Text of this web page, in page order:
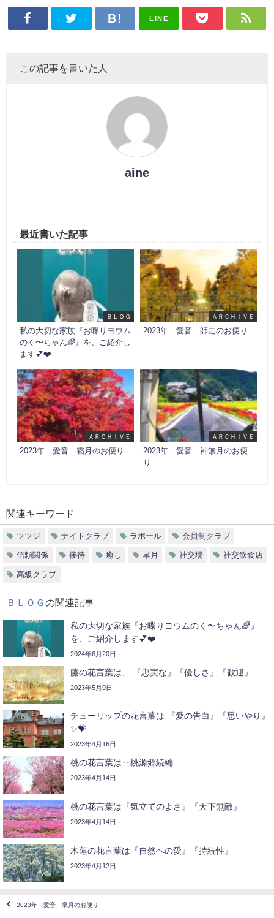
LINE
この記事を書いた人
aine
最近書いた記事
ＢＬＯＧ
私の大切な家族『お喋りヨウム
のく〜ちゃん🌈』を、ご紹介し
ます💕❤️
ＡＲＣＨＩＶＥ
2023年 愛音 師走のお便り
ＡＲＣＨＩＶＥ
2023年 愛音 霜月のお便り
ＡＲＣＨＩＶＥ
2023年 愛音 神無月のお便
り
関連キーワード
ツツジ ナイトクラブ ラポール 会員制クラブ
信頼関係 接待 癒し 皐月 社交場 社交飲食店
高級クラブ
ＢＬＯＧの関連記事
私の大切な家族『お喋りヨウムのく〜ちゃん🌈』
を、ご紹介します💕❤️
2024年6月20日
藤の花言葉は、 『忠実な』『優しさ』『歓迎』
2023年5月9日
チューリップの花言葉は 『愛の告白』『思いやり』
✨💝
2023年4月16日
桃の花言葉は‥桃源郷続編
2023年4月14日
桃の花言葉は『気立てのよさ』『天下無敵』
2023年4月14日
木蓮の花言葉は『自然への愛』『持続性』
2023年4月12日
2023年 愛音 皐月のお便り